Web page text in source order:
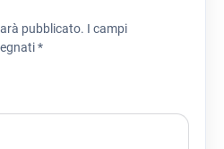
pubblicato. I campi
*